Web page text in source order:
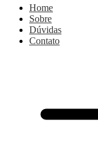
Home
Sobre
Dúvidas
Contato